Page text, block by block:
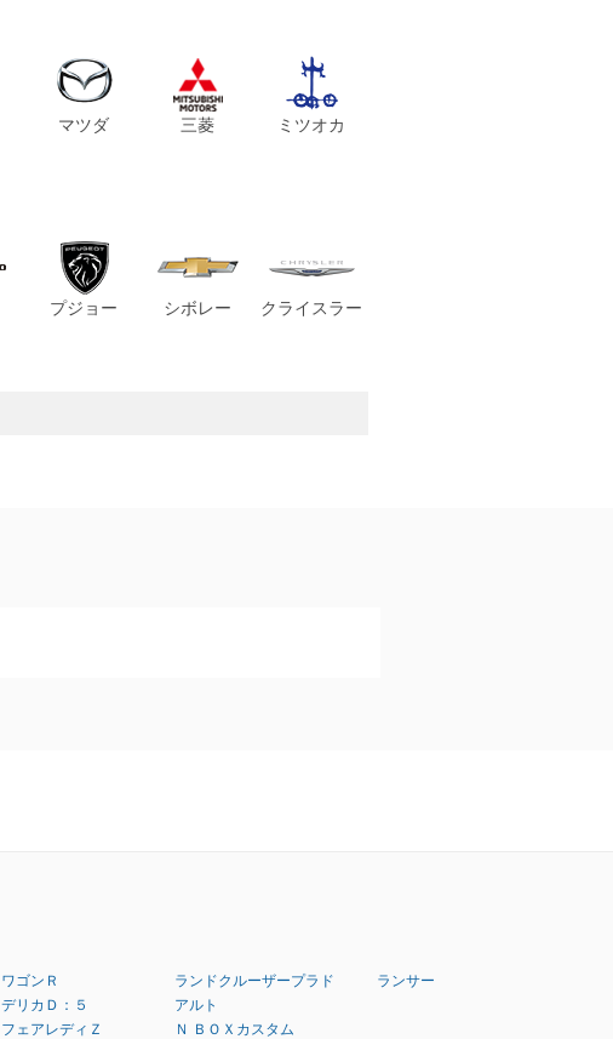
マツダ 三菱 ミツオカ
プジョー シボレー クライスラー
ワゴンＲ
デリカＤ：５
フェアレディＺ
ランドクルーザープラド
アルト
Ｎ ＢＯＸカスタム
ランサー